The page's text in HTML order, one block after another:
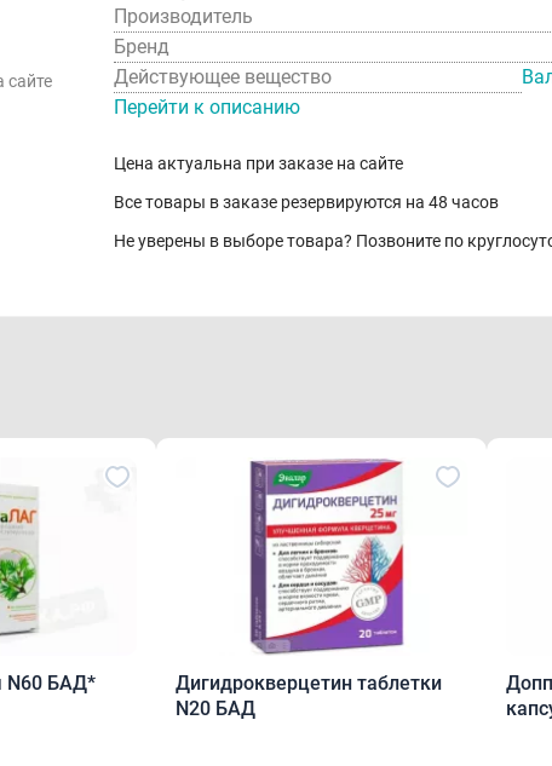
сайте
Производитель
Бренд
Действующее вещество
Перейти к описанию
Цена актуальна при заказе на сайте
Все товары в заказе резервируются на 48 часов
Не уверены в выборе товара? Позвоните по
N60 БАД*
Дигидрокверцетин таблетки
N20 БАД